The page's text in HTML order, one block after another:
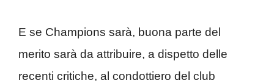
E se Champions sarà, buona parte del
merito sarà da attribuire, a dispetto delle
recenti critiche, al condottiero del club